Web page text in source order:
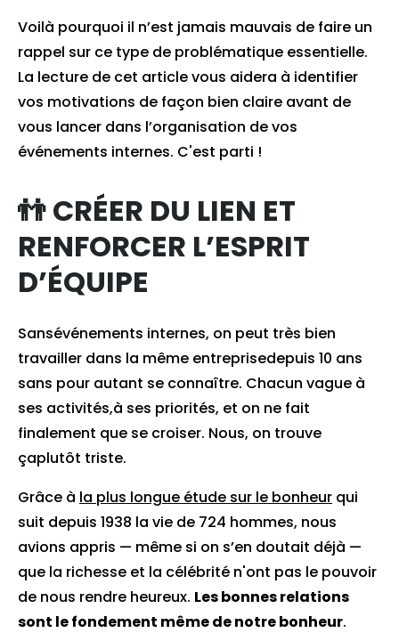
Voilà pourquoi il n’est jamais mauvais de faire un
rappel sur ce type de problématique essentielle.
La lecture de cet article vous aidera à identifier
vos motivations de façon bien claire avant de
vous lancer dans l’organisation de vos
événements internes. C'est parti !
👬 CRÉER DU LIEN ET
RENFORCER L’ESPRIT
D’ÉQUIPE
Sansévénements internes, on peut très bien
travailler dans la même entreprisedepuis 10 ans
sans pour autant se connaître. Chacun vague à
ses activités,à ses priorités, et on ne fait
finalement que se croiser. Nous, on trouve
çaplutôt triste.
Grâce à la plus longue étude sur le bonheur qui
suit depuis 1938 la vie de 724 hommes, nous
avions appris — même si on s’en doutait déjà —
que la richesse et la célébrité n'ont pas le pouvoir
de nous rendre heureux. Les bonnes relations
sont le fondement même de notre bonheur.